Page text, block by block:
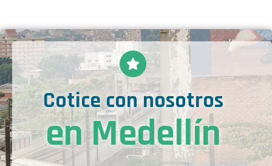
Cotice con nosotros
en Medellín